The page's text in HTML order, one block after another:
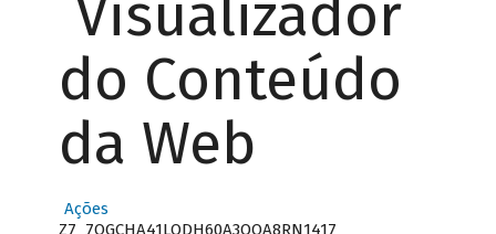
Visualizador
do Conteúdo
da Web
Ações
Z7_7QGCHA41LODH60A3OQA8RN1417